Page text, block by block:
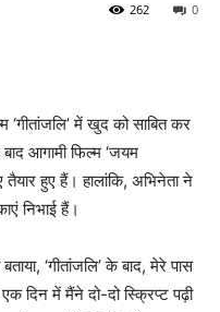
0
262
‘गीतांजलि’ में खुद को साबित कर
आगामी फिल्म ‘जयम
तैयार हुए हैं। हालांकि, अभिनेता ने
निभाई हैं।
‘गीतांजलि’ के बाद, मेरे पास
दिन में मैंने दो-दो स्क्रिप्ट पढ़ी